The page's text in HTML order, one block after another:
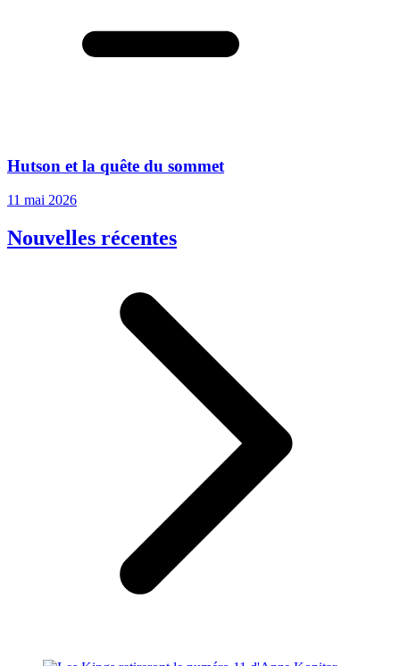
Hutson et la quête du sommet
11 mai 2026
Nouvelles récentes